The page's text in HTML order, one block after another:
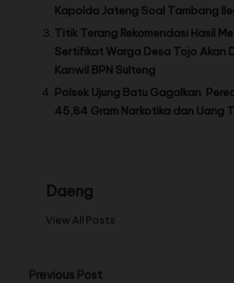
Kapolda Jateng Soal Tambang
Titik Terang Rekomendasi Hasil
Sertifikat Warga Desa Tojo Akan
Kanwil BPN Sulteng
Polsek Ujung Batu Gagalkan
45,84 Gram Narkotika dan Uang
Daeng
View All Posts
Previous Post